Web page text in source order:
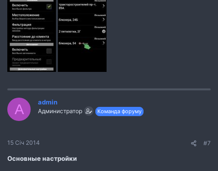
A admin
Администратор Команда форуму
15 Січ 2014 #7
Основные настройки